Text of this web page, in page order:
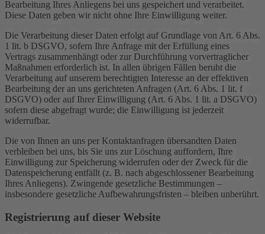
Bearbeitung Ihres Anliegens bei uns gespeichert und verarbeitet.
Diese Daten geben wir nicht ohne Ihre Einwilligung weiter.
Die Verarbeitung dieser Daten erfolgt auf Grundlage von Art. 6 Abs.
1 lit. b DSGVO, sofern Ihre Anfrage mit der Erfüllung eines
Vertrags zusammenhängt oder zur Durchführung vorvertraglicher
Maßnahmen erforderlich ist. In allen übrigen Fällen beruht die
Verarbeitung auf unserem berechtigten Interesse an der effektiven
Bearbeitung der an uns gerichteten Anfragen (Art. 6 Abs. 1 lit. f
DSGVO) oder auf Ihrer Einwilligung (Art. 6 Abs. 1 lit. a DSGVO)
sofern diese abgefragt wurde; die Einwilligung ist jederzeit
widerrufbar.
Die von Ihnen an uns per Kontaktanfragen übersandten Daten
verbleiben bei uns, bis Sie uns zur Löschung auffordern, Ihre
Einwilligung zur Speicherung widerrufen oder der Zweck für die
Datenspeicherung entfällt (z. B. nach abgeschlossener Bearbeitung
Ihres Anliegens). Zwingende gesetzliche Bestimmungen –
insbesondere gesetzliche Aufbewahrungsfristen – bleiben unberührt.
Registrierung auf dieser Website